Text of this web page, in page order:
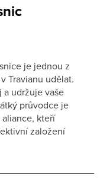
je jednou z
Travianu udělat.
a udržuje vaše
průvodce je
kteří
založení